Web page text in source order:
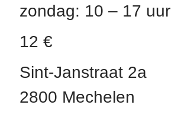
zondag: 10 – 17 uur
12 €
Sint-Janstraat 2a
2800 Mechelen